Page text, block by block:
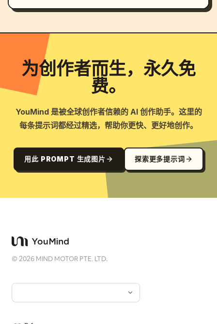
为创作者而生，永久免
费。
YouMind 是被全球创作者信赖的 AI 创作助手。这里的
每条提示词都经过精选，帮助你更快、更好地创作。
用此 PROMPT 生成图片 探索更多提示词
©2026 MIND MOTOR PTE. LTD.